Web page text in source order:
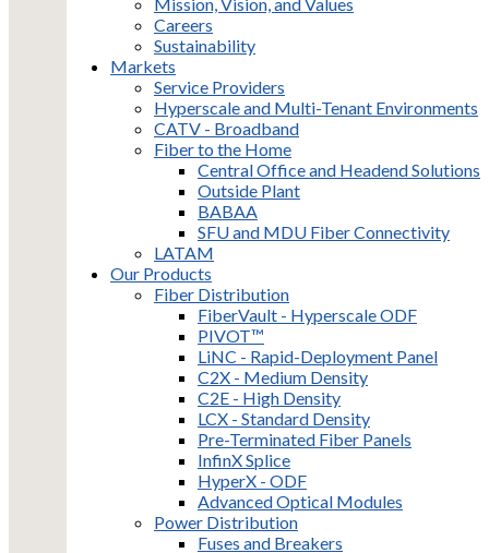
Careers
Sustainability
Markets
Service Providers
Hyperscale and Multi-Tenant Environments
CATV - Broadband
Fiber to the Home
Central Office and Headend Solutions
Outside Plant
BABAA
SFU and MDU Fiber Connectivity
LATAM
Our Products
Fiber Distribution
FiberVault - Hyperscale ODF
PIVOT™
LiNC - Rapid-Deployment Panel
C2X - Medium Density
C2E - High Density
LCX - Standard Density
Pre-Terminated Fiber Panels
InfinX Splice
HyperX - ODF
Advanced Optical Modules
Power Distribution
Fuses and Breakers